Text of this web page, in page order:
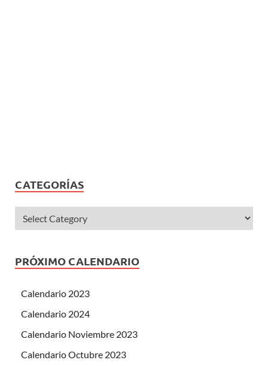
CATEGORÍAS
PRÓXIMO CALENDARIO
Calendario 2023
Calendario 2024
Calendario Noviembre 2023
Calendario Octubre 2023